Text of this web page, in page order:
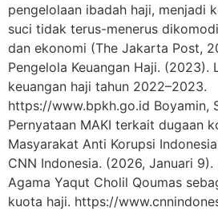
pengelolaan ibadah haji, menjadi
suci tidak terus-menerus
dan ekonomi (The Jakarta Post,
Pengelola Keuangan Haji. (2023).
keuangan haji tahun 2022–2023.
https://www.bpkh.go.id Boyamin,
Pernyataan MAKI terkait dugaan
Masyarakat Anti Korupsi
CNN Indonesia. (2026, Januari
Agama Yaqut Cholil Qoumas
kuota haji. https://